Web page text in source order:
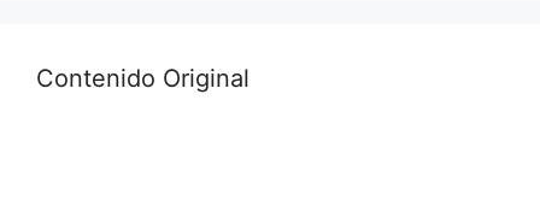
Contenido Original